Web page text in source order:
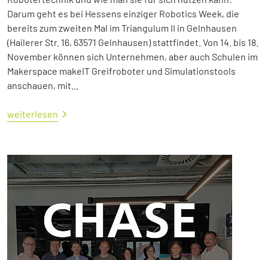
Darum geht es bei Hessens einziger Robotics Week, die
bereits zum zweiten Mal im Triangulum II in Gelnhausen
(Hailerer Str. 16, 63571 Gelnhausen) stattfindet. Von 14. bis 18.
November können sich Unternehmen, aber auch Schulen im
Makerspace makeIT Greifroboter und Simulationstools
anschauen, mit...
weiterlesen